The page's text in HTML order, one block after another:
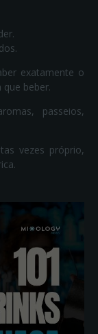
exatamente o
beber.
passeios,
vezes próprio,